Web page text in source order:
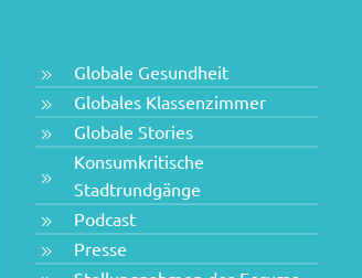
Globale Gesundheit
Globales Klassenzimmer
Globale Stories
Konsumkritische
Stadtrundgänge
Podcast
Presse